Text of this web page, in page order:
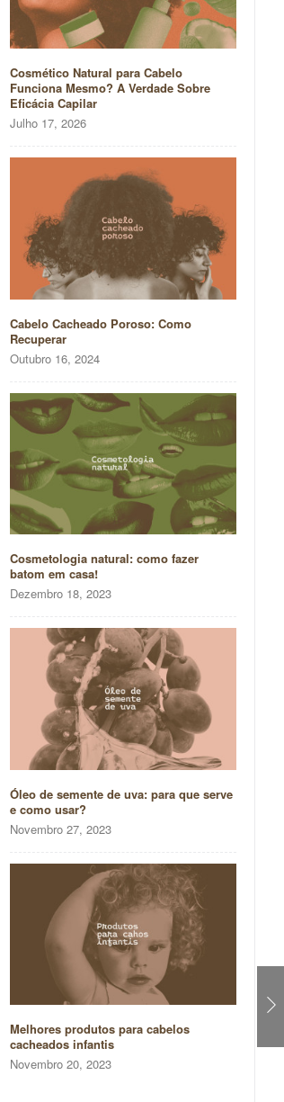
Cosmético Natural para Cabelo
Funciona Mesmo? A Verdade Sobre
Eficácia Capilar
Julho 17, 2026
Cabelo Cacheado Poroso: Como
Recuperar
Outubro 16, 2024
Cosmetologia natural: como fazer
batom em casa!
Dezembro 18, 2023
Óleo de semente de uva: para que serve
e como usar?
Novembro 27, 2023
Melhores produtos para cabelos
cacheados infantis
Novembro 20, 2023